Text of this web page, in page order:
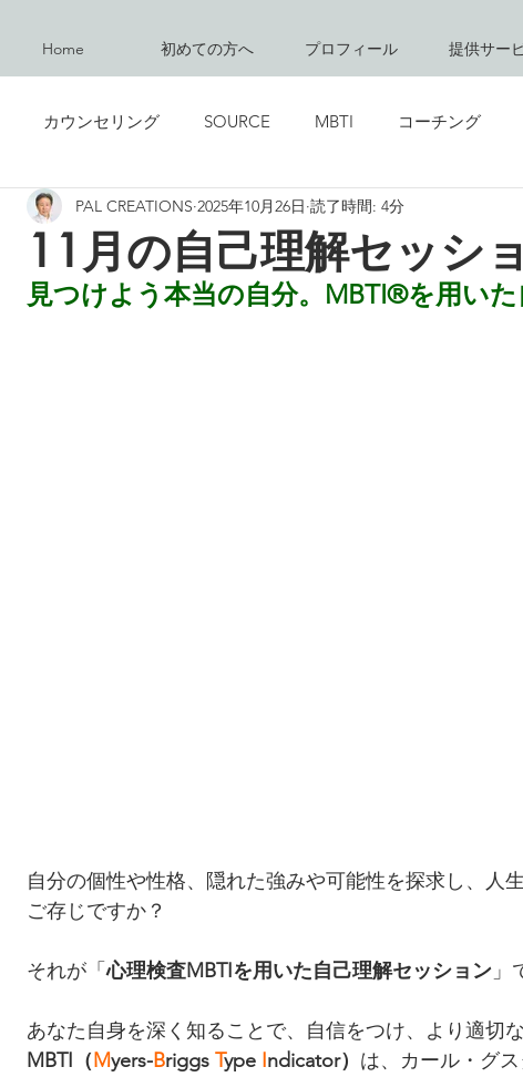
Home 初めての方へ プロフィール 提供サー
カウンセリング SOURCE MBTI コーチング
お気楽ブログ 創立記念日 グリーティング
11月の自己理解セッシ
PAL CREATIONS 2025年10月26日 読了時間: 4分
見つけよう本当の自分。MBTI®︎を用いた
自分の個性や性格、隠れた強みや可能性を探求し、人
ご存じですか？
それが「心理検査MBTIを用いた自己理解セッション 」
あなた自身を深く知ることで、自信をつけ、より適切
MBTI（Myers-Briggs Type Indicator） は、カール・グ